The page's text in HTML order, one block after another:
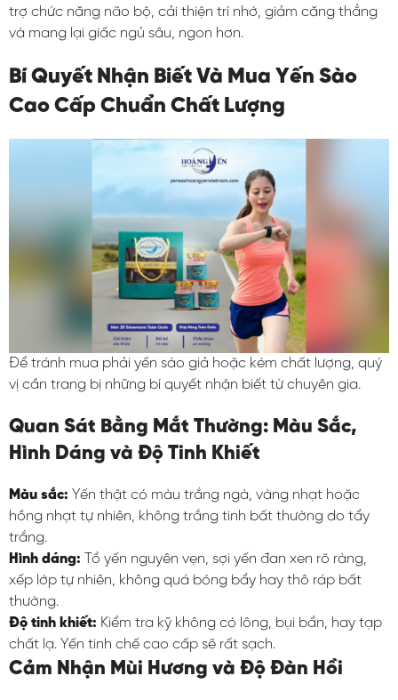
trợ chức năng não bộ, cải thiện trí nhớ, giảm căng thẳng
và mang lại giấc ngủ sâu, ngon hơn.
Bí Quyết Nhận Biết Và Mua Yến Sào
Cao Cấp Chuẩn Chất Lượng
Để tránh mua phải yến sào giả hoặc kém chất lượng, quý
vị cần trang bị những bí quyết nhận biết từ chuyên gia.
Quan Sát Bằng Mắt Thường: Màu Sắc,
Hình Dáng và Độ Tinh Khiết
Màu sắc: Yến thật có màu trắng ngà, vàng nhạt hoặc
hồng nhạt tự nhiên, không trắng tinh bất thường do tẩy
trắng.
Hình dáng: Tổ yến nguyên vẹn, sợi yến đan xen rõ ràng,
xếp lớp tự nhiên, không quá bóng bẩy hay thô ráp bất
thường.
Độ tinh khiết: Kiểm tra kỹ không có lông, bụi bẩn, hay tạp
chất lạ. Yến tinh chế cao cấp sẽ rất sạch.
Cảm Nhận Mùi Hương và Độ Đàn Hồi